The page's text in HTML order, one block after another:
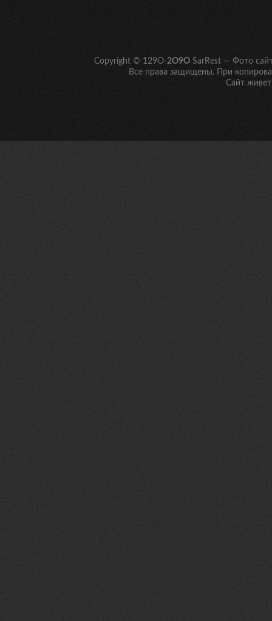
Copyright © 129O-2O9O SarRest — Фото
Все права защищены. При
Сайт живет